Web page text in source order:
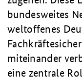
bundesweites
weltoffenes
miteinander
eine zentrale